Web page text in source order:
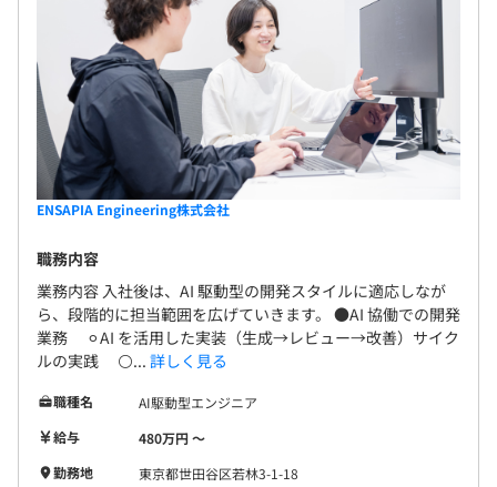
るイベントです。
・開発共有会…月に1度エンジニア職全員が集まり技術等
の共有会をおこなっております。
・cocone TECH TALK…定期的に外部向けにトークイベン
トを開き技術力の発信をおこなっております。
・韓国やエストニア、中国など海外支社のエンジニアとの
相談の上、ご希望のマシンを支給いたします。
また試用期間終了後、お好きなキーボードを支給いたしま
す。（正社員のみ）
プロジェクトごとに選択
無期雇用
3カ月
ンしていただきます。
自社で運営しており、また複数の大学校と共同で独
自のスクールを開校しております
ENSAPIA Engineering株式会社
職務内容
業務内容 入社後は、AI 駆動型の開発スタイルに適応しなが
ら、段階的に担当範囲を広げていきます。 ●AI 協働での開発
業務 ⚪︎AI を活用した実装（生成→レビュー→改善）サイク
ルの実践 ⚪... 詳しく見る
職種名
AI駆動型エンジニア
給与
480万円 〜
勤務地
東京都世田谷区若林3-1-18